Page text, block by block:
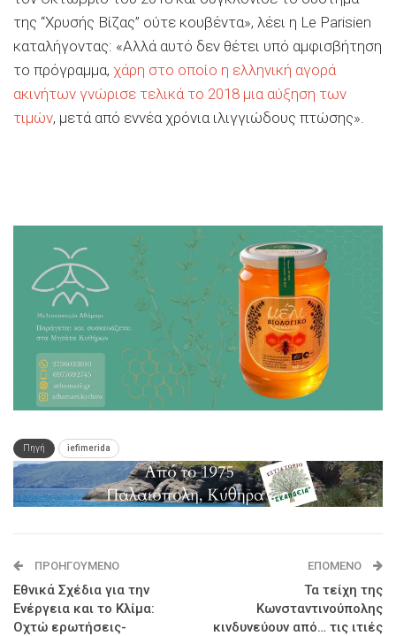
της “Χρυσής Βίζας” ούτε κουβέντα», λέει η Le Parisien
καταλήγοντας: «Αλλά αυτό δεν θέτει υπό αμφισβήτηση
το πρόγραμμα, χάρη στο οποίο η ελληνική αγορά
ακινήτων γνώρισε τελικά το 2018 μια αύξηση των
τιμών, μετά από εννέα χρόνια ιλιγγιώδους πτώσης».
Πηγή iefimerida
ΠΡΟΗΓΟΎΜΕΝΟ
Eθνικά Σχέδια για την
Ενέργεια και το Κλίμα:
Οχτώ ερωτήσεις-
ΕΠΌΜΕΝΟ
Τα τείχη της
Κωνσταντινούπολης
κινδυνεύουν από… τις ιτιές